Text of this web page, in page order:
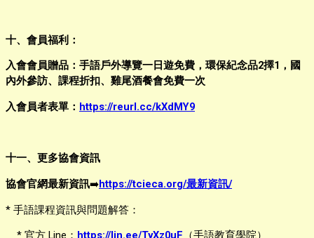
十、會員福利：
入會會員贈品：手語戶外導覽一日遊免費，環保紀念品2擇1，國
內外參訪、課程折扣、雞尾酒餐會免費一次
入會員者表單： https://reurl.cc/kXdMY9
十一、更多協會資訊
協會官網最新資訊➡️https://tcieca.org/最新資訊/
* 手語課程資訊與問題解答：
* 官方 Line： https://lin.ee/TyXz0uF （手語教育學院）